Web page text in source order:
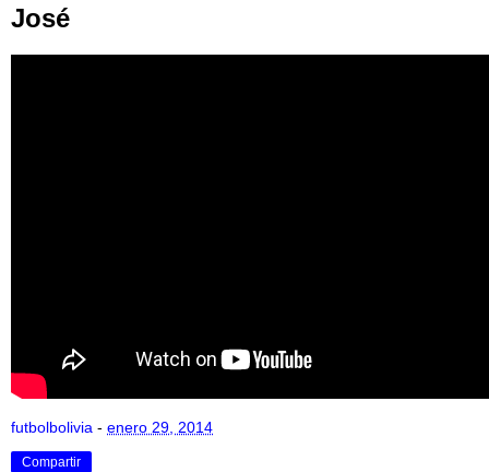
José
futbolbolivia - enero 29, 2014
Compartir